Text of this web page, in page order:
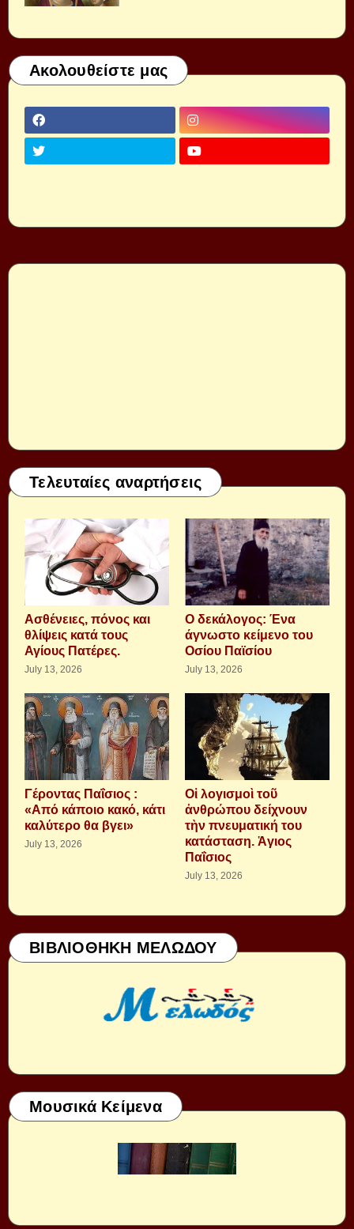
Ακολουθείστε μας
Τελευταίες αναρτήσεις
Aσθένειες, πόνος και
θλίψεις κατά τους
Αγίους Πατέρες.
July 13, 2026
Ο δεκάλογος: Ένα
άγνωστο κείμενο του
Οσίου Παϊσίου
July 13, 2026
Γέροντας Παΐσιος :
«Από κάποιο κακό, κάτι
καλύτερο θα βγει»
July 13, 2026
Οἱ λογισμοὶ τοῦ
ἀνθρώπου δείχνουν
τὴν πνευματική του
κατάσταση. Ἁγιος
Παΐσιος
July 13, 2026
ΒΙΒΛΙΟΘΗΚΗ ΜΕΛΩΔΟΥ
Μουσικά Κείμενα